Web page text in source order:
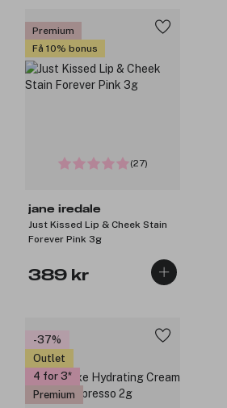
Premium
Få 10% bonus
(27)
jane iredale
Just Kissed Lip & Cheek Stain
Forever Pink 3g
389 kr
-37%
Outlet
4 for 3
Premium